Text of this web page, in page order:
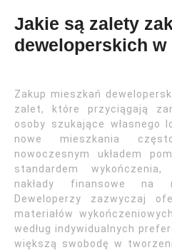
Jakie są zalety
deweloperskich w
Zakup mieszkań
zalet, które przyciągają
osoby szukające własnego
nowe mieszkania
nowoczesnym układem
standardem
nakłady finansowe na
Deweloperzy zazwyczaj
materiałów
według indywidualnych
większą swobodę w